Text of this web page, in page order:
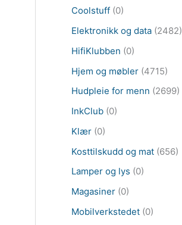
Coolstuff (0)
Elektronikk og data (2482)
HifiKlubben (0)
Hjem og møbler (4715)
Hudpleie for menn (2699)
InkClub (0)
Klær (0)
Kosttilskudd og mat (656)
Lamper og lys (0)
Magasiner (0)
Mobilverkstedet (0)